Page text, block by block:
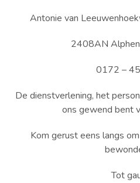
Antonie van
2408AN Alphen
0172 –
De dienstverlening, het
ons gewend bent
Kom gerust eens langs
Tot